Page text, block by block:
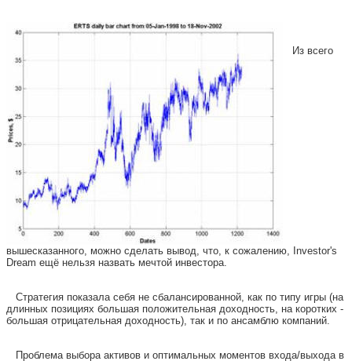
Из всего
вышесказанного, можно сделать вывод, что, к сожалению, Investor's
Dream ещё нельзя назвать мечтой инвестора.
Стратегия показала себя не сбалансированной, как по типу игры (на
длинных позициях большая положительная доходность, на коротких -
большая отрицательная доходность), так и по ансамблю компаний.
Проблема выбора активов и оптимальных моментов входа/выхода в